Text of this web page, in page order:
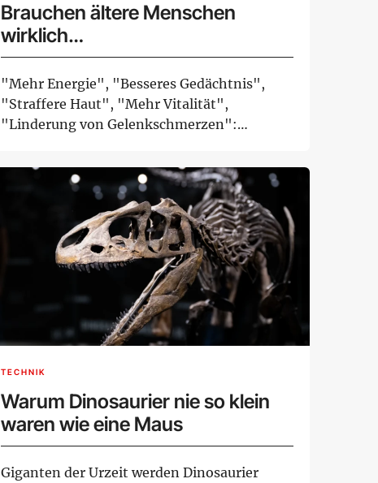
Brauchen ältere Menschen
wirklich
Nahrungsergänzungsmittel?
"Mehr Energie", "Besseres Gedächtnis",
"Straffere Haut", "Mehr Vitalität",
"Linderung von Gelenkschmerzen":
TECHNIK
Warum Dinosaurier nie so klein
waren wie eine Maus
Giganten der Urzeit werden Dinosaurier